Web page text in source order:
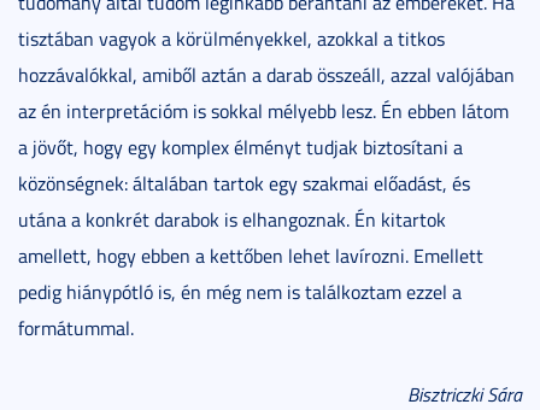
tisztában vagyok a körülményekkel, azokkal a titkos
hozzávalókkal, amiből aztán a darab összeáll, azzal valójában
az én interpretációm is sokkal mélyebb lesz. Én ebben látom
a jövőt, hogy egy komplex élményt tudjak biztosítani a
közönségnek: általában tartok egy szakmai előadást, és
utána a konkrét darabok is elhangoznak. Én kitartok
amellett, hogy ebben a kettőben lehet lavírozni. Emellett
pedig hiánypótló is, én még nem is találkoztam ezzel a
formátummal.
Bisztriczki Sára